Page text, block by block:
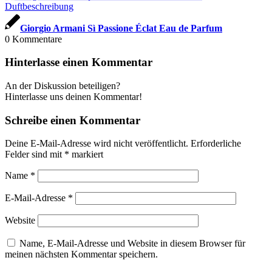
Giorgio Armani Sì Passione Éclat Eau de Parfum
0 Kommentare
Hinterlasse einen Kommentar
An der Diskussion beteiligen?
Hinterlasse uns deinen Kommentar!
Schreibe einen Kommentar
Deine E-Mail-Adresse wird nicht veröffentlicht. Erforderliche
Felder sind mit * markiert
Name *
E-Mail-Adresse *
Website
Name, E-Mail-Adresse und Website in diesem Browser für
meinen nächsten Kommentar speichern.